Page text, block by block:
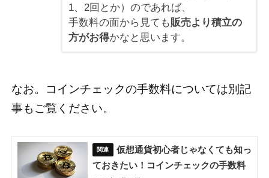
1、2回とか）のであれば、
手数料の面から見ても販売より積立の
方がお得かなと思います。
なお。コインチェックの手数料については別記
事もご覧ください。
仮想通貨初心者じゃなくても知っ
ておきたい！コインチェックの手数料